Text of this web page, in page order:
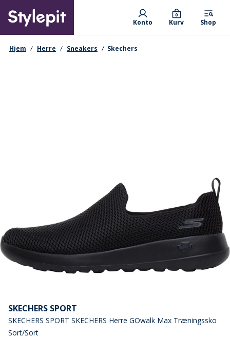
main
content
Primary departments
Konto Kurv
0
Shop
navigationssti
Hjem Herre Sneakers Skechers
SKECHERS SPORT
SKECHERS SPORT SKECHERS Herre GOwalk Max Træningssko
Sort/Sort